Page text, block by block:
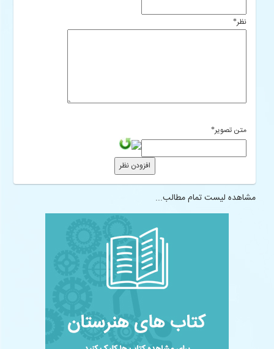
نظر*
متن تصویر*
مشاهده لیست تمام مطالب...